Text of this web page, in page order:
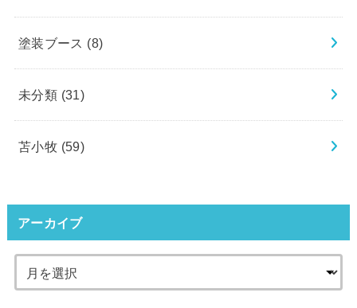
塗装ブース (8)
未分類 (31)
苫小牧 (59)
アーカイブ